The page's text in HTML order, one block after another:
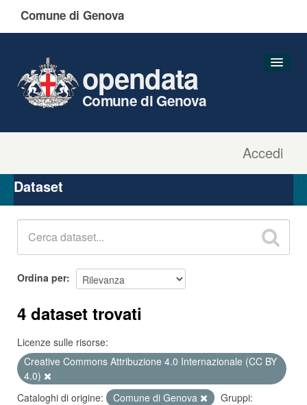
Comune di Genova
Accedi
opendata
Comune di Genova
Organizzazioni
Gruppi
Dataset
Ordina per
4 dataset trovati
Licenze sulle risorse:
Creative Commons Attribuzione 4.0 Internazionale (CC BY
4.0)
Cataloghi di origine:
Comune di Genova
Gruppi: